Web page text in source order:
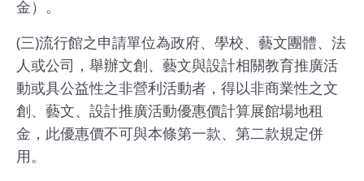
借
花
博
公
園
金）。
(三)流行館之申請單位為政府、學校、藝文團體、法
人或公司，舉辦文創、藝文與設計相關教育推廣活
動或具公益性之非營利活動者，得以非商業性之文
創、藝文、設計推廣活動優惠價計算展館場地租
金，此優惠價不可與本條第一款、第二款規定併
用。